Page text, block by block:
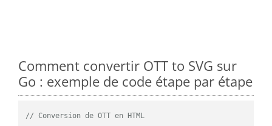
Comment convertir OTT to SVG sur
Go : exemple de code étape par étape
// Conversion de OTT en HTML